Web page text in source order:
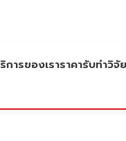
การของเราราคารับทำวิจัย